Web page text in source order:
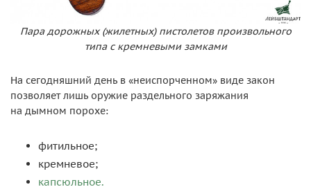
Пара дорожных (жилетных) пистолетов произвольного
типа с кремневыми замками
На сегодняшний день в «неиспорченном» виде закон
позволяет лишь оружие раздельного заряжания
на дымном порохе:
фитильное;
кремневое;
капсюльное.